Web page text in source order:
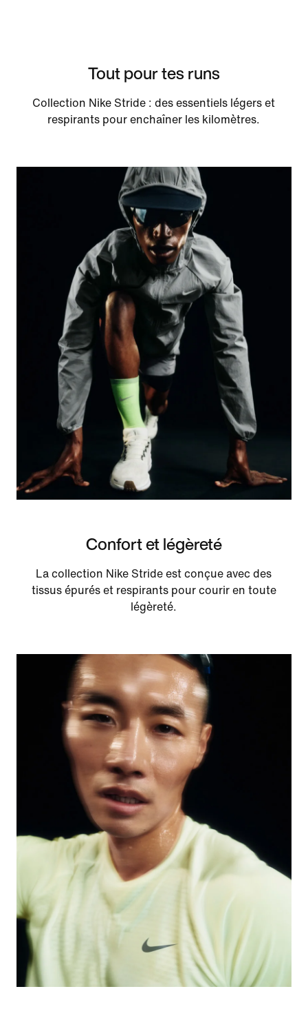
Tout pour tes runs
Collection Nike Stride : des essentiels légers et
respirants pour enchaîner les kilomètres.
Confort et légèreté
La collection Nike Stride est conçue avec des
tissus épurés et respirants pour courir en toute
légèreté.